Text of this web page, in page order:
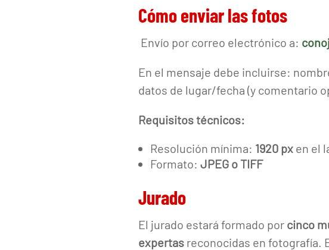
Cómo enviar las fotos
Envío por correo electrónico a:
En el mensaje debe incluirse:
datos de lugar/fecha (y comentario
Requisitos técnicos:
Resolución mínima: 1920 px en el
Formato: JPEG o TIFF
Jurado
El jurado estará formado por cinco
expertas reconocidas en fotografía.